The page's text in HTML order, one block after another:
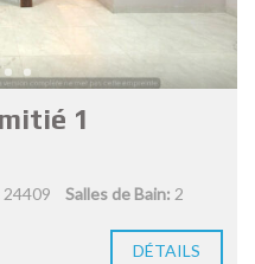
1
24409 Salles de Bain: 2
DÉTAILS